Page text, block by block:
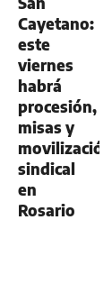
Cayetano:
este
viernes
habrá
procesión,
misas y
movilización
sindical
en
Rosario